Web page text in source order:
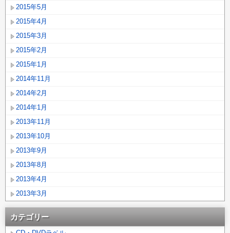
2015年5月
2015年4月
2015年3月
2015年2月
2015年1月
2014年11月
2014年2月
2014年1月
2013年11月
2013年10月
2013年9月
2013年8月
2013年4月
2013年3月
カテゴリー